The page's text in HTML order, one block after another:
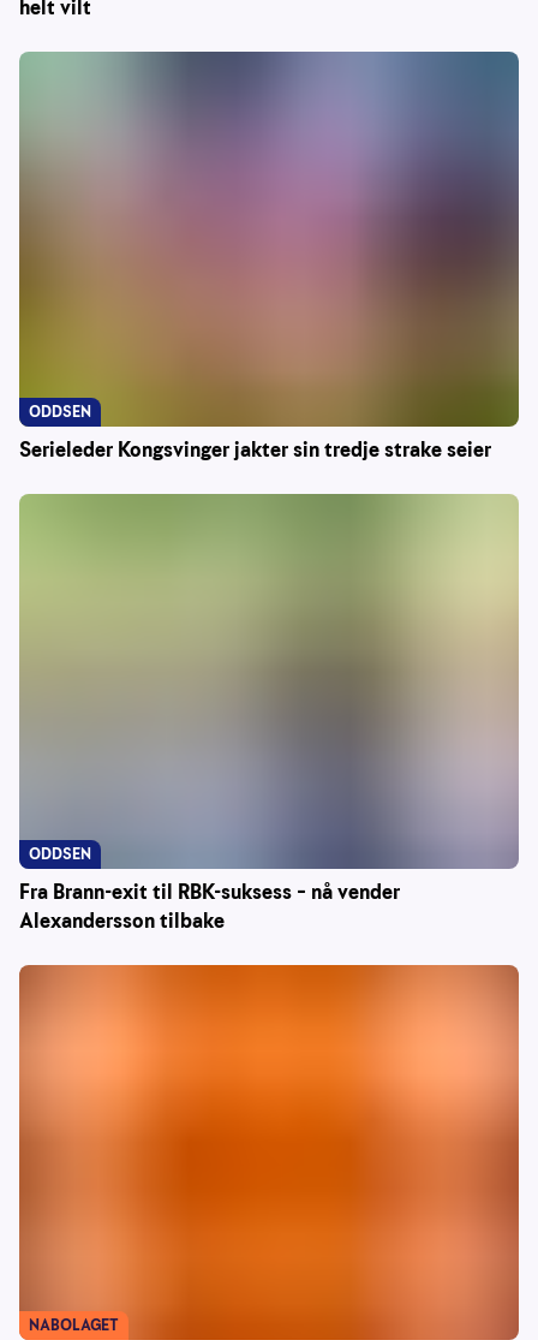
helt vilt
Serieleder Kongsvinger jakter sin tredje strake seier
ODDSEN
Fra Brann-exit til RBK-suksess – nå vender
Alexandersson tilbake
ODDSEN
NABOLAGET